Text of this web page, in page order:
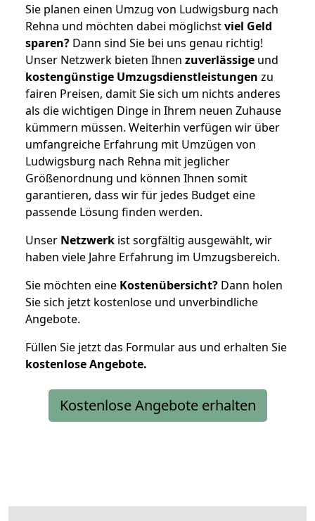
Sie planen einen Umzug von Ludwigsburg nach
Rehna und möchten dabei möglichstviel Geld
sparen? Dann sind Sie bei uns genau richtig!
Unser Netzwerk bieten Ihnen zuverlässige und
kostengünstige Umzugsdienstleistungen zu
fairen Preisen, damit Sie sich um nichts anderes
als die wichtigen Dinge in Ihrem neuen Zuhause
kümmern müssen. Weiterhin verfügen wir über
umfangreiche Erfahrung mit Umzügen von
Ludwigsburg nach Rehna mit jeglicher
Größenordnung und können Ihnen somit
garantieren, dass wir für jedes Budget eine
passende Lösung finden werden.
Unser Netzwerk ist sorgfältig ausgewählt, wir
haben viele Jahre Erfahrung im Umzugsbereich.
Sie möchten eine Kostenübersicht? Dann holen
Sie sich jetzt kostenlose und unverbindliche
Angebote.
Füllen Sie jetzt das Formular aus und erhalten Sie
kostenloseAngebote.
Kostenlose Angebote erhalten